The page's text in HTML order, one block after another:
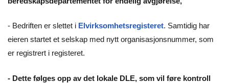
- Bedriften er slettet i Elvirksomhetsregisteret. Samtidig har
eieren startet et selskap med nytt organisasjonsnummer, som
er registrert i registeret.
- Dette følges opp av det lokale DLE, som vil føre kontroll